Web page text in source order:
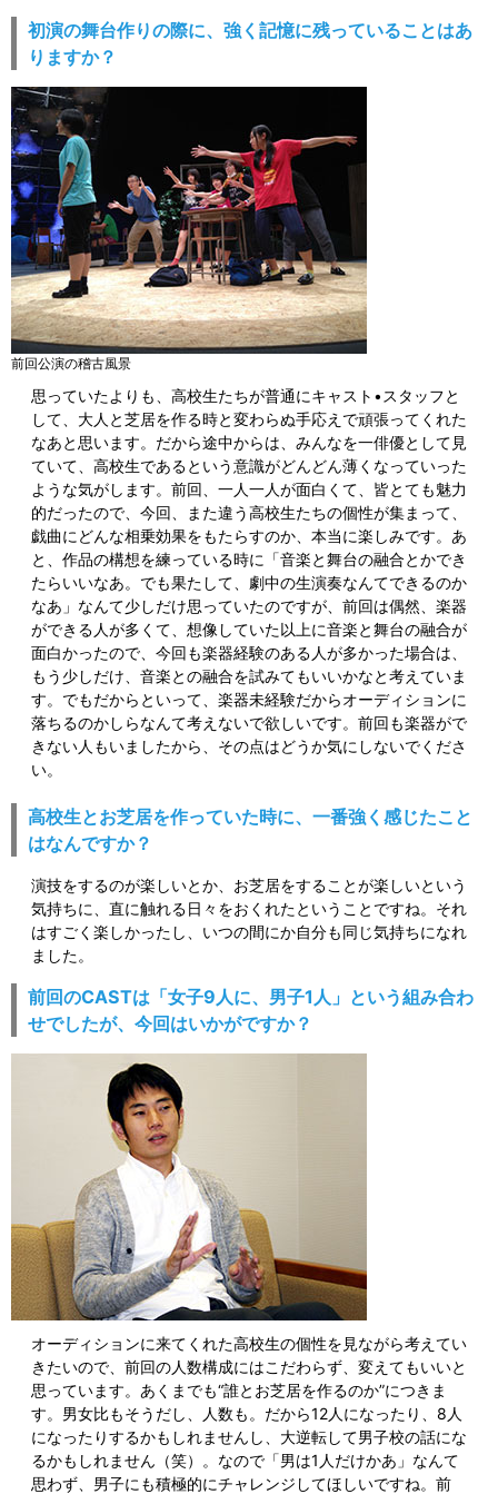
初演の舞台作りの際に、強く記憶に残っていることはあ
りますか？
前回公演の稽古風景
思っていたよりも、高校生たちが普通にキャスト•スタッフと
して、大人と芝居を作る時と変わらぬ手応えで頑張ってくれた
なあと思います。だから途中からは、みんなを一俳優として見
ていて、高校生であるという意識がどんどん薄くなっていった
ような気がします。前回、一人一人が面白くて、皆とても魅力
的だったので、今回、また違う高校生たちの個性が集まって、
戯曲にどんな相乗効果をもたらすのか、本当に楽しみです。あ
と、作品の構想を練っている時に「音楽と舞台の融合とかでき
たらいいなあ。でも果たして、劇中の生演奏なんてできるのか
なあ」なんて少しだけ思っていたのですが、前回は偶然、楽器
ができる人が多くて、想像していた以上に音楽と舞台の融合が
面白かったので、今回も楽器経験のある人が多かった場合は、
もう少しだけ、音楽との融合を試みてもいいかなと考えていま
す。でもだからといって、楽器未経験だからオーディションに
落ちるのかしらなんて考えないで欲しいです。前回も楽器がで
きない人もいましたから、その点はどうか気にしないでくださ
い。
高校生とお芝居を作っていた時に、一番強く感じたこと
はなんですか？
演技をするのが楽しいとか、お芝居をすることが楽しいという
気持ちに、直に触れる日々をおくれたということですね。それ
はすごく楽しかったし、いつの間にか自分も同じ気持ちになれ
ました。
前回のCASTは「女子9人に、男子1人」という組み合わ
せでしたが、今回はいかがですか？
オーディションに来てくれた高校生の個性を見ながら考えてい
きたいので、前回の人数構成にはこだわらず、変えてもいいと
思っています。あくまでも“誰とお芝居を作るのか”につきま
す。男女比もそうだし、人数も。だから12人になったり、8人
になったりするかもしれませんし、大逆転して男子校の話にな
るかもしれません（笑）。なので「男は1人だけかあ」なんて
思わず、男子にも積極的にチャレンジしてほしいですね。前